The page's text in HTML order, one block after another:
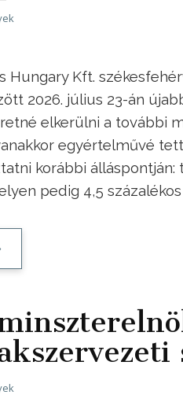
Hungary Kft.
2026. július 23-án
elkerülni a további
egyértelművé
korábbi
pedig 4,5